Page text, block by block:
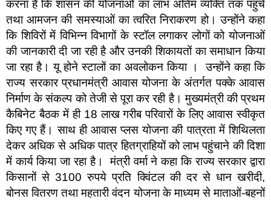
करना है कि शासन की योजनाओं का लाभ अंतिम व्यक्ति तक पहुंचे
तथा आमजन की समस्याओं का त्वरित निराकरण हो। उन्होंने कहा
कि शिविरों में विभिन्न विभागों के स्टॉल लगाकर लोगों को योजनाओं
की जानकारी दी जा रही है और उनकी शिकायतों का समाधान किया
जा रहा है। यू होने स्टालों का अवलोकन किया । उन्होंने कहा कि
राज्य सरकार प्रधानमंत्री आवास योजना के अंतर्गत पक्के आवास
निर्माण के संकल्प को तेजी से पूरा कर रही है। मुख्यमंत्री की प्रथम
कैबिनेट बैठक में ही 18 लाख गरीब परिवारों के लिए आवास स्वीकृत
किए गए हैं। साथ ही आवास प्लस योजना की पात्रता में शिथिलता
देकर अधिक से अधिक पात्र हितग्राहियों को लाभ पहुंचाने की दिशा
में कार्य किया जा रहा है। मंत्री वर्मा ने कहा कि राज्य सरकार द्वारा
किसानों से 3100 रुपये प्रति क्विंटल की दर से धान खरीदी,
बोनस वितरण तथा महतारी वंदन योजना के माध्यम से माताओं-बहनों